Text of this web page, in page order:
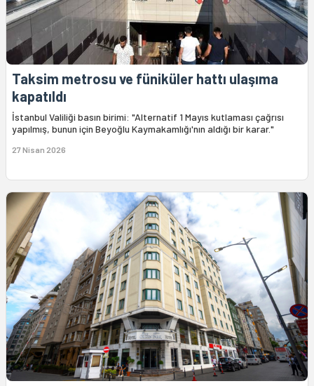
Taksim metrosu ve füniküler hattı ulaşıma
kapatıldı
İstanbul Valiliği basın birimi: "Alternatif 1 Mayıs kutlaması çağrısı
yapılmış, bunun için Beyoğlu Kaymakamlığı'nın aldığı bir karar."
27 Nisan 2026